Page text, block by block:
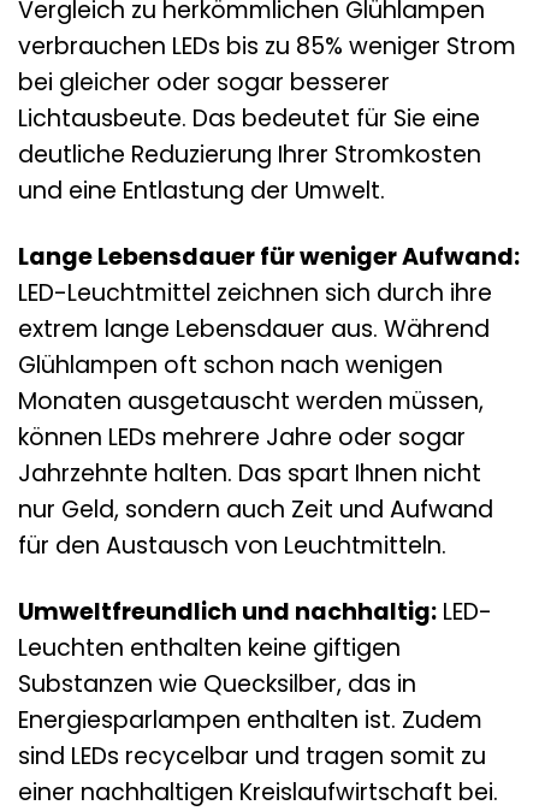
Vergleich zu herkömmlichen Glühlampen
verbrauchen LEDs bis zu 85% weniger Strom
bei gleicher oder sogar besserer
Lichtausbeute. Das bedeutet für Sie eine
deutliche Reduzierung Ihrer Stromkosten
und eine Entlastung der Umwelt.
Lange Lebensdauer für weniger Aufwand:
LED-Leuchtmittel zeichnen sich durch ihre
extrem lange Lebensdauer aus. Während
Glühlampen oft schon nach wenigen
Monaten ausgetauscht werden müssen,
können LEDs mehrere Jahre oder sogar
Jahrzehnte halten. Das spart Ihnen nicht
nur Geld, sondern auch Zeit und Aufwand
für den Austausch von Leuchtmitteln.
Umweltfreundlich und nachhaltig: LED-
Leuchten enthalten keine giftigen
Substanzen wie Quecksilber, das in
Energiesparlampen enthalten ist. Zudem
sind LEDs recycelbar und tragen somit zu
einer nachhaltigen Kreislaufwirtschaft bei.